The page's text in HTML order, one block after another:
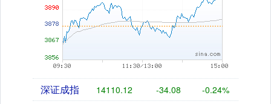
深证成指 14110.12 -34.08 -0.24%